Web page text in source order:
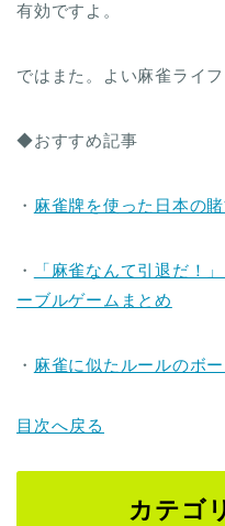
有効ですよ。
ではまた。よい麻雀ライフ
◆おすすめ記事
・ 麻雀牌を使った日本の
・
「麻雀なんて引退だ！
ーブルゲームまとめ
・ 麻雀に似たルールのボ
目次へ戻る
カテゴ